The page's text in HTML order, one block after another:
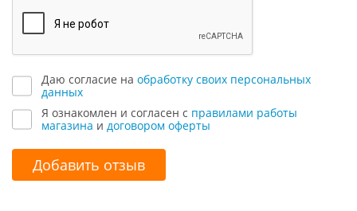
Даю согласие на обработку своих персональных
данных
Я ознакомлен и согласен с правилами работы
магазина и договором оферты
Добавить отзыв